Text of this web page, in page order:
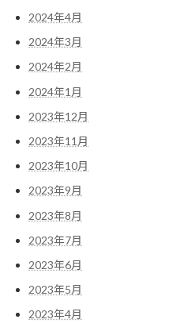
2024年4月
2024年3月
2024年2月
2024年1月
2023年12月
2023年11月
2023年10月
2023年9月
2023年8月
2023年7月
2023年6月
2023年5月
2023年4月